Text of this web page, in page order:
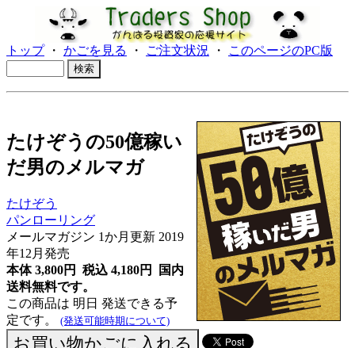
トップ・ かごを見る ・ ご注文状況 ・ このページのPC版
たけぞうの50億稼い
だ男のメルマガ
たけぞう
パンローリング
メールマガジン 1か月更新 2019
年12月発売
本体 3,800円 税込 4,180円
国内
送料無料です。
この商品は 明日 発送できる予
定です。 (発送可能時期について)